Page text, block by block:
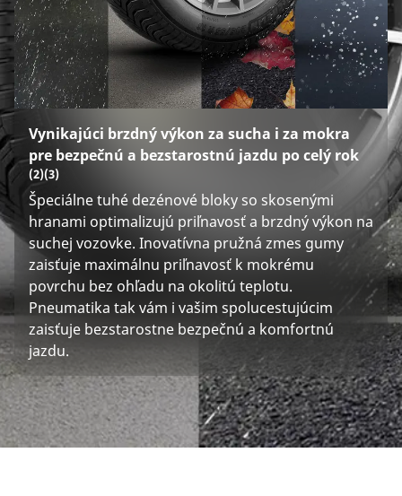
Vynikajúci brzdný výkon za sucha i za mokra
pre bezpečnú a bezstarostnú jazdu po celý rok
(2)(3)
Špeciálne tuhé dezénové bloky so skosenými
hranami optimalizujú priľnavosť a brzdný výkon na
suchej vozovke. Inovatívna pružná zmes gumy
zaisťuje maximálnu priľnavosť k mokrému
povrchu bez ohľadu na okolitú teplotu.
Pneumatika tak vám i vašim spolucestujúcim
zaisťuje bezstarostne bezpečnú a komfortnú
jazdu.